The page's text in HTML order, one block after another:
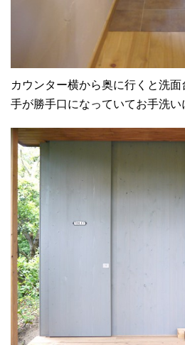
カウンター横から奥に行くと洗
手が勝手口になっていてお手洗い